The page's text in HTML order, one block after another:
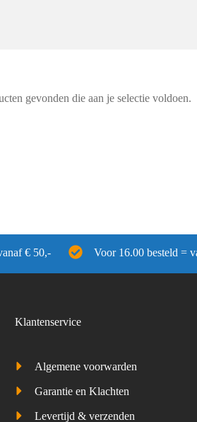
gevonden die aan je selectie voldoen.
€ 50,- Voor 16.00 besteld =
Klantenservice
Algemene voorwarden
Garantie en Klachten
Levertijd & verzenden